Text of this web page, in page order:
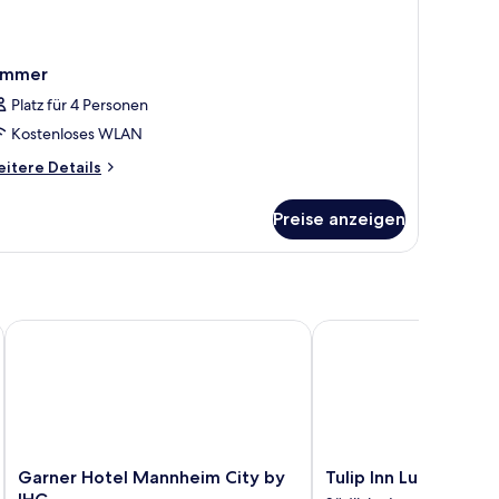
Platz für 4 Personen
Kostenloses WLAN
Details
Preise anzeigen
Garner
Hotel
Garner Hotel Mannheim City by
Garner Hotel Mannheim City by IHG
Tulip
Inn
Tulip Inn
Tulip Inn